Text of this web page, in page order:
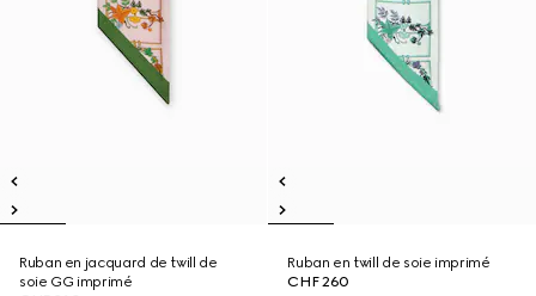
Ruban en jacquard de twill de
soie GG imprimé
Ruban en twill de soie imprimé
CHF 260